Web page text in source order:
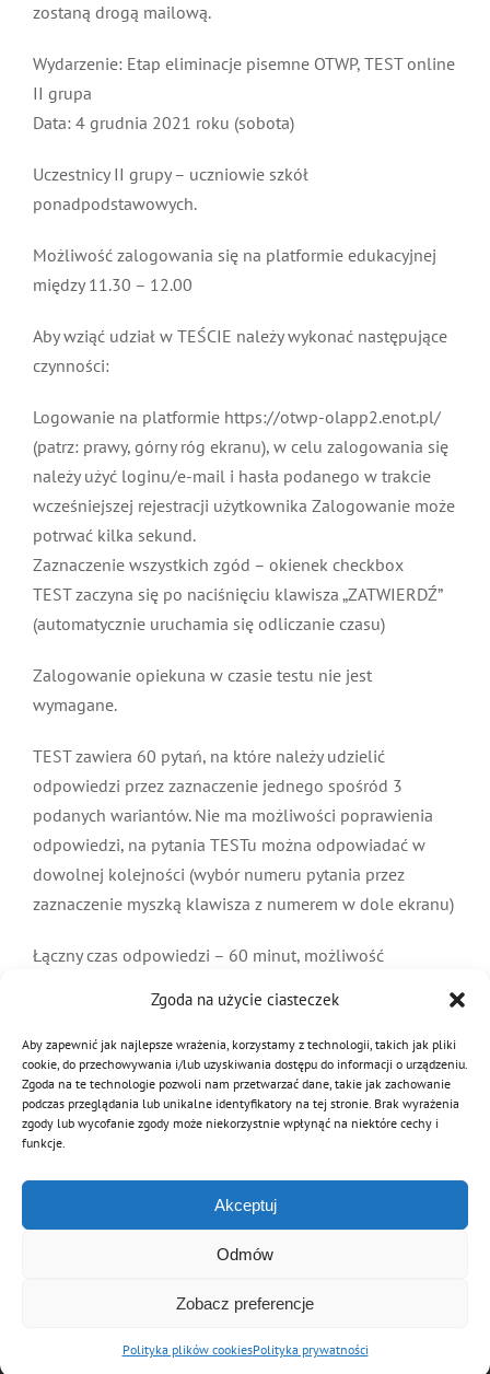
Zgoda na użycie ciasteczek
Aby zapewnić jak najlepsze wrażenia, korzystamy z technologii, takich jak pliki
cookie, do przechowywania i/lub uzyskiwania dostępu do informacji o urządzeniu.
Zgoda na te technologie pozwoli nam przetwarzać dane, takie jak zachowanie
podczas przeglądania lub unikalne identyfikatory na tej stronie. Brak wyrażenia
zgody lub wycofanie zgody może niekorzystnie wpłynąć na niektóre cechy i
funkcje.
Akceptuj
Odmów
Zobacz preferencje
Polityka plików cookiesPolityka prywatności
zostaną drogą mailową.
Wydarzenie: Etap eliminacje pisemne OTWP, TEST online
II grupa
Data: 4 grudnia 2021 roku (sobota)
Uczestnicy II grupy – uczniowie szkół
ponadpodstawowych.
Możliwość zalogowania się na platformie edukacyjnej
między 11.30 – 12.00
Aby wziąć udział w TEŚCIE należy wykonać następujące
czynności:
Logowanie na platformie https://otwp-olapp2.enot.pl/
(patrz: prawy, górny róg ekranu), w celu zalogowania się
należy użyć loginu/e-mail i hasła podanego w trakcie
wcześniejszej rejestracji użytkownika Zalogowanie może
potrwać kilka sekund.
Zaznaczenie wszystkich zgód – okienek checkbox
TEST zaczyna się po naciśnięciu klawisza „ZATWIERDŹ”
(automatycznie uruchamia się odliczanie czasu)
Zalogowanie opiekuna w czasie testu nie jest
wymagane.
TEST zawiera 60 pytań, na które należy udzielić
odpowiedzi przez zaznaczenie jednego spośród 3
podanych wariantów. Nie ma możliwości poprawienia
odpowiedzi, na pytania TESTu można odpowiadać w
dowolnej kolejności (wybór numeru pytania przez
zaznaczenie myszką klawisza z numerem w dole ekranu)
Łączny czas odpowiedzi – 60 minut, możliwość
Punktacja eliminacji – 0 lub 1
Lista uczestników dopuszczonych do finału ustnego
opublikowana będzie w dniu 4 grudnia br. po godz.
18.00 Zasady uczestnictwa w finale ustnym przesłane
zostaną drogą mailową.
© Copyright 2012 - 2026 | Związek OSP RP
Archiwalna wersja strony